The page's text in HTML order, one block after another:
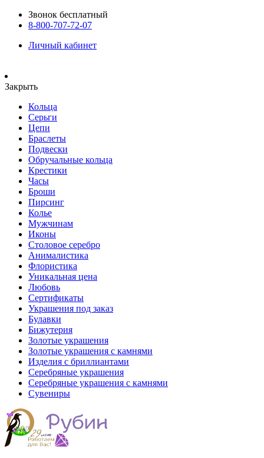
Звонок бесплатный
8-800-707-72-07
Личный кабинет
Закрыть
Кольца
Серьги
Цепи
Браслеты
Подвески
Обручальные кольца
Крестики
Часы
Броши
Пирсинг
Колье
Мужчинам
Иконы
Столовое серебро
Анималистика
Флористика
Уникальная цена
Любовь
Сертификаты
Украшения под заказ
Булавки
Бижутерия
Золотые украшения
Золотые украшения с камнями
Изделия с бриллиантами
Серебряные украшения
Серебряные украшения с камнями
Сувениры